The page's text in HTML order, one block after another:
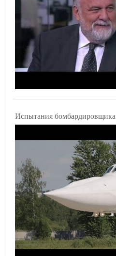
Испытания